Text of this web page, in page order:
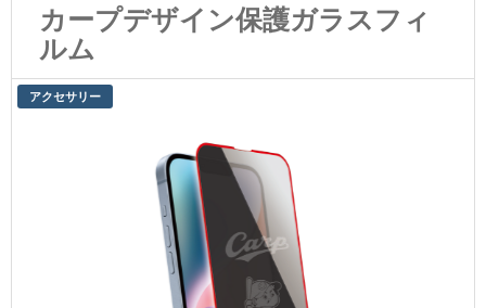
カープデザイン保護ガラスフィ
ルム
アクセサリー